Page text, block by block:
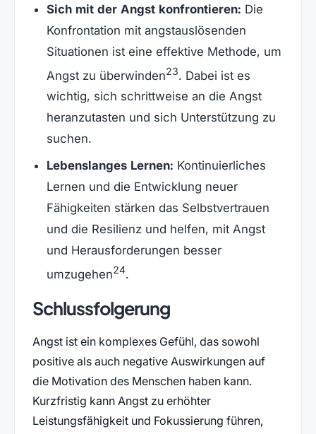
Sich mit der Angst konfrontieren: Die
Konfrontation mit angstauslösenden
Situationen ist eine effektive Methode, um
Angst zu überwinden23. Dabei ist es
wichtig, sich schrittweise an die Angst
heranzutasten und sich Unterstützung zu
suchen.
Lebenslanges Lernen: Kontinuierliches
Lernen und die Entwicklung neuer
Fähigkeiten stärken das Selbstvertrauen
und die Resilienz und helfen, mit Angst
und Herausforderungen besser
umzugehen24.
Schlussfolgerung
Angst ist ein komplexes Gefühl, das sowohl
positive als auch negative Auswirkungen auf
die Motivation des Menschen haben kann.
Kurzfristig kann Angst zu erhöhter
Leistungsfähigkeit und Fokussierung führen,